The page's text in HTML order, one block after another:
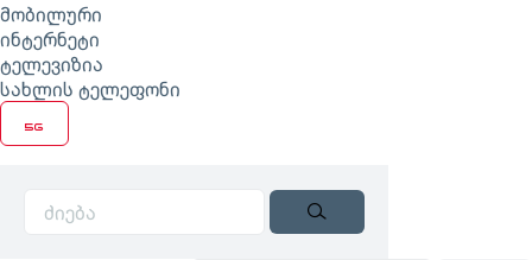
მობილური
ინტერნეტი
ტელევიზია
სახლის ტელეფონი